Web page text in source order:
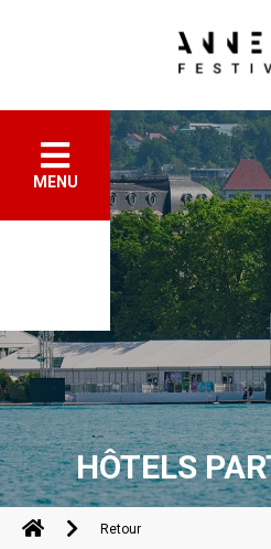
MENU
HÔTELS
Retour